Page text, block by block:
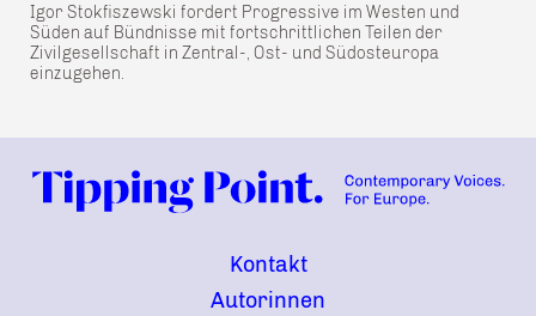
Igor Stokfiszewski fordert Progressive im Westen und
Süden auf Bündnisse mit fortschrittlichen Teilen der
Zivilgesellschaft in Zentral-, Ost- und Südosteuropa
einzugehen.
Kontakt
Autorinnen